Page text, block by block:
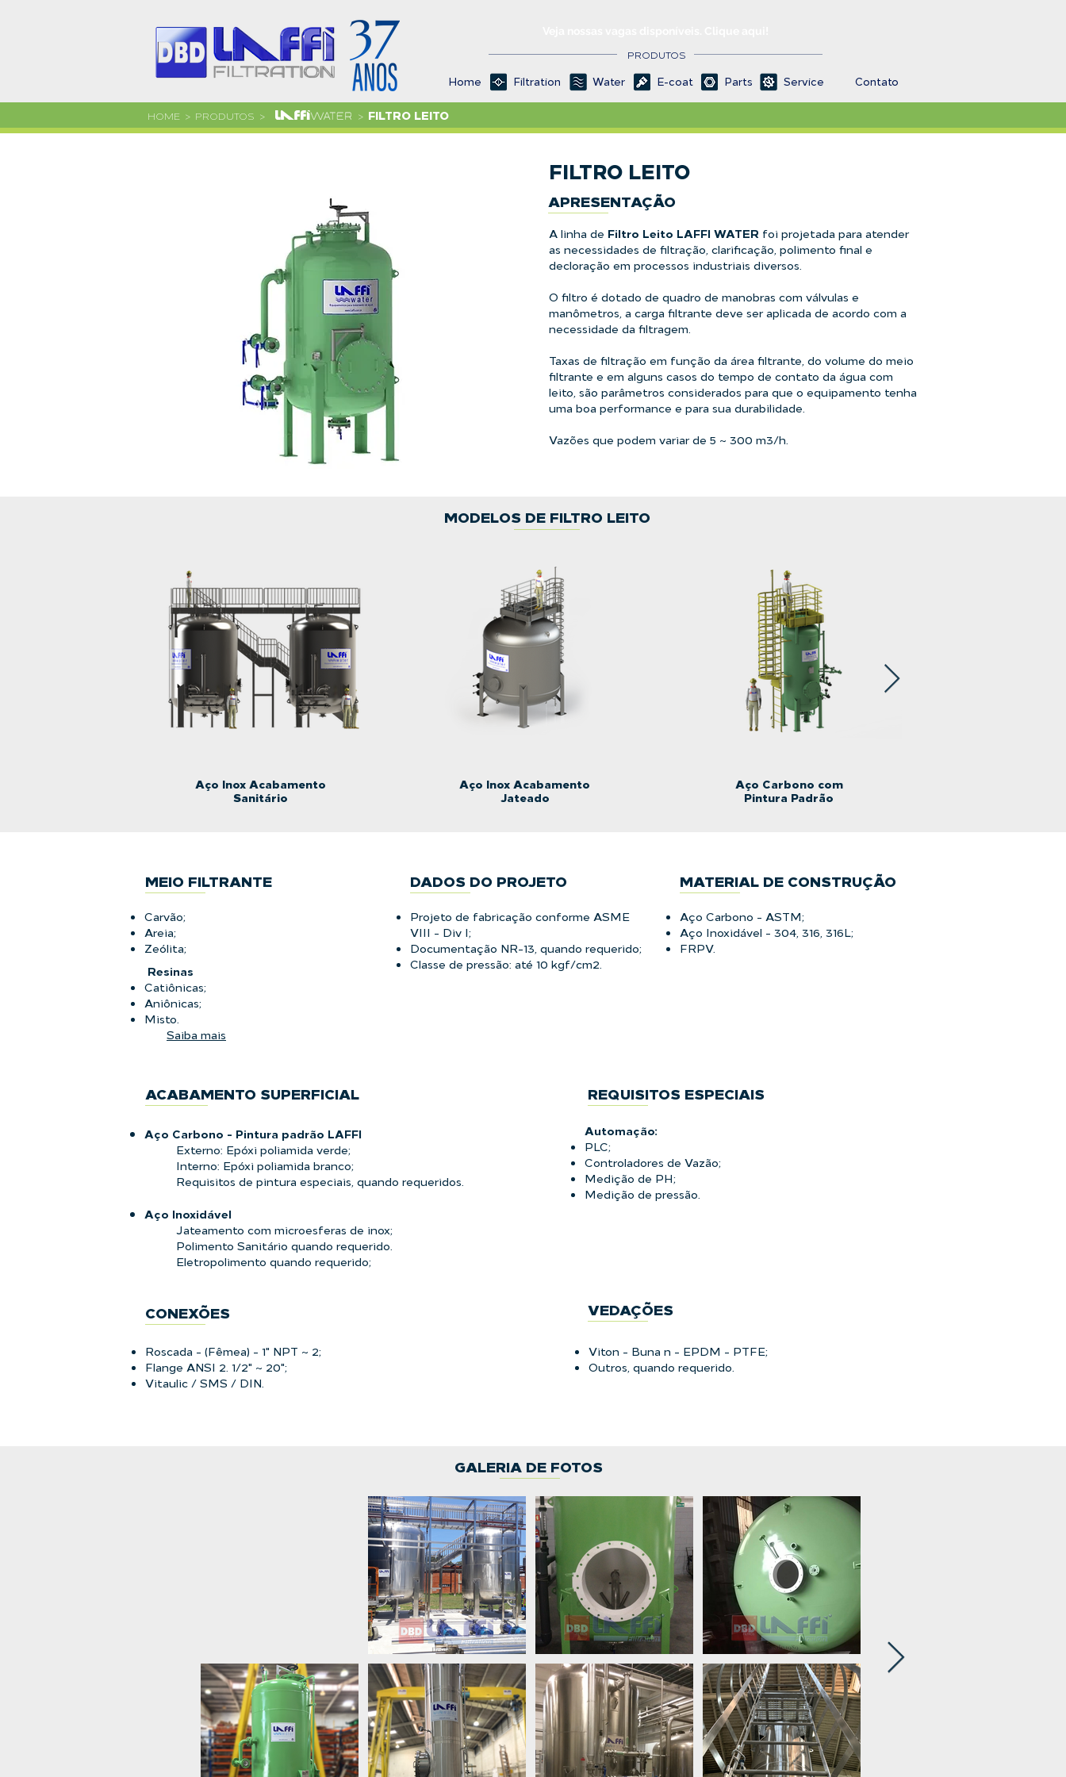
PRODUTOS
Home Filtration Water E-coat Parts Service Contato
HOME > PRODUTOS > > FILTRO LEITO
FILTRO LEITO
APRESENTAÇÃO
A linha de Filtro Leito LAFFI WATER foi projetada para atender
as necessidades de filtração, clarificação, polimento final e
decloração em processos industriais diversos.
O filtro é dotado de quadro de manobras com válvulas e
manômetros, a carga filtrante deve ser aplicada de acordo com a
necessidade da filtragem.
Taxas de filtração em função da área filtrante, do volume do meio
filtrante e em alguns casos do tempo de contato da água com
leito, são parâmetros considerados para que o equipamento tenha
uma boa performance e para sua durabilidade.
Vazões que podem variar de 5 ~ 300 m3/h.
MODELOS DE FILTRO LEITO
Aço Inox Acabamento
Sanitário
Aço Inox Acabamento
Jateado
Aço Carbono com
Pintura Padrão
MEIO FILTRANTE
Carvão;
Areia;
Zeólita;
Resinas
Catiônicas;
Aniônicas;
Misto.
Saiba mais
DADOS DO PROJETO
Projeto de fabricação conforme ASME
VIII - Div I;
Documentação NR-13, quando requerido;
Classe de pressão: até 10 kgf/cm2.
MATERIAL DE CONSTRUÇÃO
Aço Carbono - ASTM;
Aço Inoxidável - 304, 316, 316L;
FRPV.
ACABAMENTO SUPERFICIAL
Aço Carbono - Pintura padrão LAFFI
Externo: Epóxi poliamida verde;
Interno: Epóxi poliamida branco;
Requisitos de pintura especiais, quando requeridos.
Aço Inoxidável
Jateamento com microesferas de inox;
Polimento Sanitário quando requerido.
Eletropolimento quando requerido;
CONEXÕES
Roscada - (Fêmea) - 1" NPT ~ 2;
Flange ANSI 2. 1/2" ~ 20";
Vitaulic / SMS / DIN.
REQUISITOS ESPECIAIS
Automação:
PLC;
Controladores de Vazão;
Medição de PH;
Medição de pressão.
VEDAÇÕES
Viton - Buna n - EPDM - PTFE;
Outros, quando requerido.
GALERIA DE FOTOS